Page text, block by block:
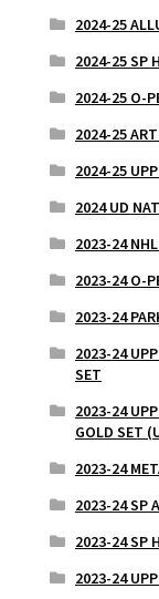
2024-25
2024-25 SP
2024-25 O-
2024-25
2024-25
2024 UD
2023-24
2023-24 O-
2023-24
2023-24
SET
2023-24
GOLD SET
2023-24
2023-24 SP
2023-24 SP
2023-24